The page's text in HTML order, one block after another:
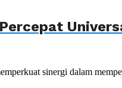
sinergi dalam